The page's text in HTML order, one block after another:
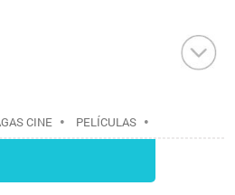
CINE • PELÍCULAS •